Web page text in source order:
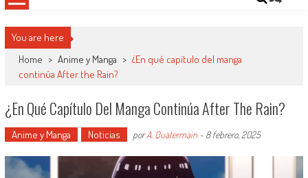
You are here
Home > Anime y Manga > ¿En qué capítulo del manga
continúa After the Rain?
¿En Qué Capítulo Del Manga Continúa After The Rain?
Anime y Manga Noticias porA. Quatermain- 8 febrero, 2025